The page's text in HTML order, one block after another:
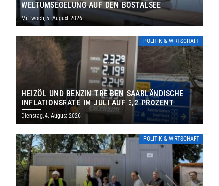
WELTUMSEGELUNG AUF DEN BOSTALSEE
Mittwoch, 5. August 2026
POLITIK & WIRTSCHAFT
HEIZÖL UND BENZIN TREIBEN SAARLÄNDISCHE
INFLATIONSRATE IM JULI AUF 3,2 PROZENT
Dienstag, 4. August 2026
POLITIK & WIRTSCHAFT